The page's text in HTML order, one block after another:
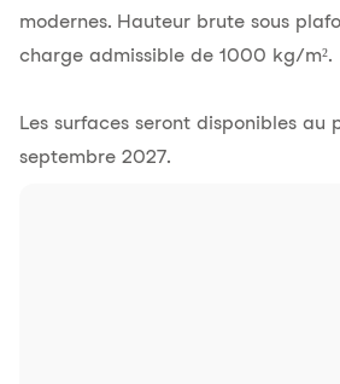
modernes. Hauteur brute sous
charge admissible de 1000 kg/m².
Les surfaces seront disponibles au
septembre 2027.